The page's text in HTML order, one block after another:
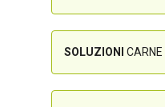
SOLUZIONI CARNE